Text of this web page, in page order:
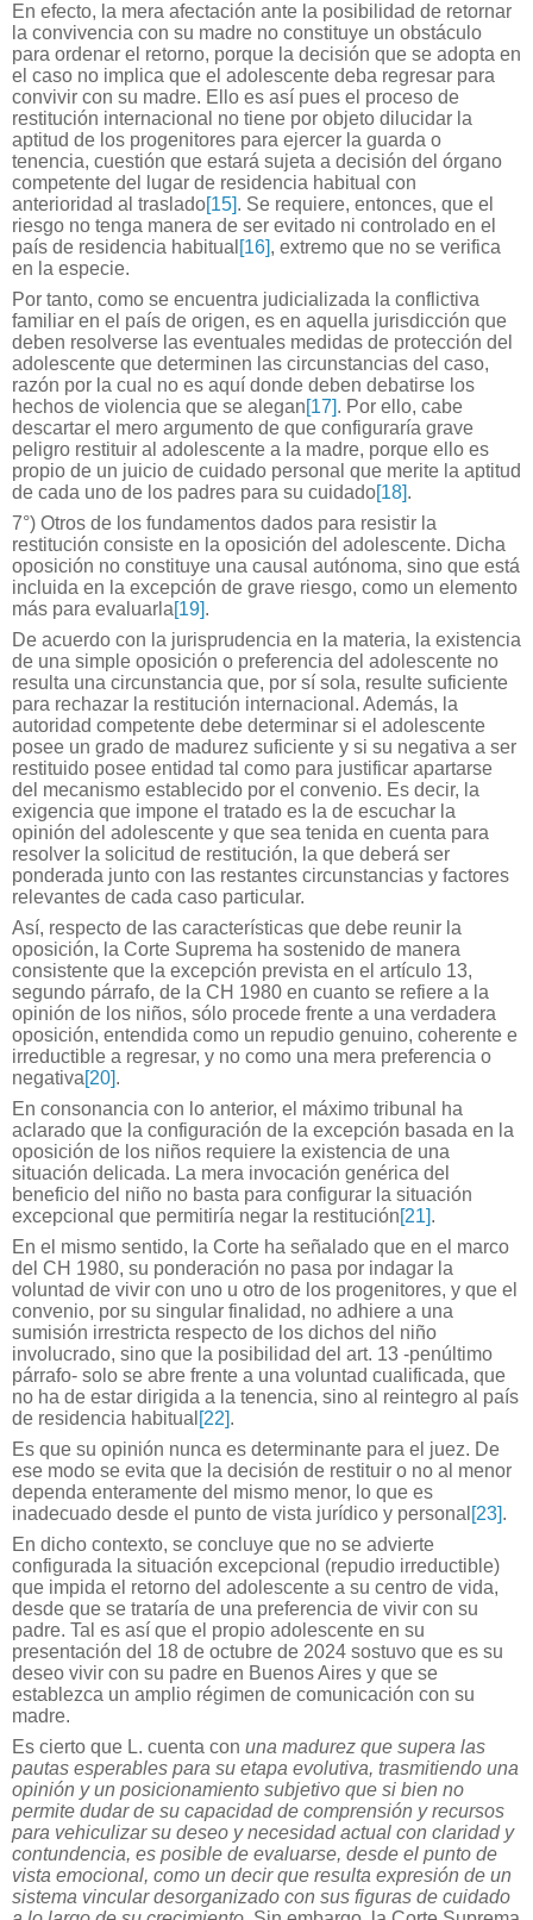
En efecto, la mera afectación ante la posibilidad de retornar
la convivencia con su madre no constituye un obstáculo
para ordenar el retorno, porque la decisión que se adopta en
el caso no implica que el adolescente deba regresar para
convivir con su madre. Ello es así pues el proceso de
restitución internacional no tiene por objeto dilucidar la
aptitud de los progenitores para ejercer la guarda o
tenencia, cuestión que estará sujeta a decisión del órgano
competente del lugar de residencia habitual con
anterioridad al traslado[15]. Se requiere, entonces, que el
riesgo no tenga manera de ser evitado ni controlado en el
país de residencia habitual [16], extremo que no se verifica
en la especie.
Por tanto, como se encuentra judicializada la conflictiva
familiar en el país de origen, es en aquella jurisdicción que
deben resolverse las eventuales medidas de protección del
adolescente que determinen las circunstancias del caso,
razón por la cual no es aquí donde deben debatirse los
hechos de violencia que se alegan[17]. Por ello, cabe
descartar el mero argumento de que configuraría grave
peligro restituir al adolescente a la madre, porque ello es
propio de un juicio de cuidado personal que merite la aptitud
de cada uno de los padres para su cuidado[18].
7°) Otros de los fundamentos dados para resistir la
restitución consiste en la oposición del adolescente. Dicha
oposición no constituye una causal autónoma, sino que está
incluida en la excepción de grave riesgo, como un elemento
más para evaluarla[19].
De acuerdo con la jurisprudencia en la materia, la existencia
de una simple oposición o preferencia del adolescente no
resulta una circunstancia que, por sí sola, resulte suficiente
para rechazar la restitución internacional. Además, la
autoridad competente debe determinar si el adolescente
posee un grado de madurez suficiente y si su negativa a ser
restituido posee entidad tal como para justificar apartarse
del mecanismo establecido por el convenio. Es decir, la
exigencia que impone el tratado es la de escuchar la
opinión del adolescente y que sea tenida en cuenta para
resolver la solicitud de restitución, la que deberá ser
ponderada junto con las restantes circunstancias y factores
relevantes de cada caso particular.
Así, respecto de las características que debe reunir la
oposición, la Corte Suprema ha sostenido de manera
consistente que la excepción prevista en el artículo 13,
segundo párrafo, de la CH 1980 en cuanto se refiere a la
opinión de los niños, sólo procede frente a una verdadera
oposición, entendida como un repudio genuino, coherente e
irreductible a regresar, y no como una mera preferencia o
negativa[20].
En consonancia con lo anterior, el máximo tribunal ha
aclarado que la configuración de la excepción basada en la
oposición de los niños requiere la existencia de una
situación delicada. La mera invocación genérica del
beneficio del niño no basta para configurar la situación
excepcional que permitiría negar la restitución[21].
En el mismo sentido, la Corte ha señalado que en el marco
del CH 1980, su ponderación no pasa por indagar la
voluntad de vivir con uno u otro de los progenitores, y que el
convenio, por su singular finalidad, no adhiere a una
sumisión irrestricta respecto de los dichos del niño
involucrado, sino que la posibilidad del art. 13 -penúltimo
párrafo- solo se abre frente a una voluntad cualificada, que
no ha de estar dirigida a la tenencia, sino al reintegro al país
de residencia habitual [22].
Es que su opinión nunca es determinante para el juez. De
ese modo se evita que la decisión de restituir o no al menor
dependa enteramente del mismo menor, lo que es
inadecuado desde el punto de vista jurídico y personal [23].
En dicho contexto, se concluye que no se advierte
configurada la situación excepcional (repudio irreductible)
que impida el retorno del adolescente a su centro de vida,
desde que se trataría de una preferencia de vivir con su
padre. Tal es así que el propio adolescente en su
presentación del 18 de octubre de 2024 sostuvo que es su
deseo vivir con su padre en Buenos Aires y que se
establezca un amplio régimen de comunicación con su
madre.
Es cierto que L. cuenta con una madurez que supera las
pautas esperables para su etapa evolutiva, trasmitiendo una
opinión y un posicionamiento subjetivo que si bien no
permite dudar de su capacidad de comprensión y recursos
para vehiculizar su deseo y necesidad actual con claridad y
contundencia, es posible de evaluarse, desde el punto de
vista emocional, como un decir que resulta expresión de un
sistema vincular desorganizado con sus figuras de cuidado